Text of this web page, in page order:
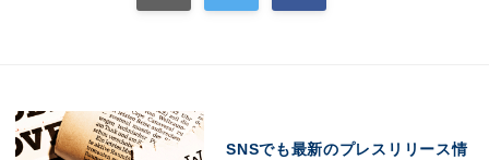
SNSでも最新のプレスリリース情